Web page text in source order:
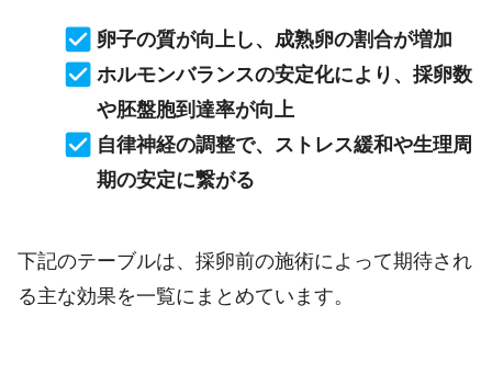
卵子の質が向上し、成熟卵の割合が増加
ホルモンバランスの安定化により、採卵数
や胚盤胞到達率が向上
自律神経の調整で、ストレス緩和や生理周
期の安定に繋がる
下記のテーブルは、採卵前の施術によって期待され
る主な効果を一覧にまとめています。